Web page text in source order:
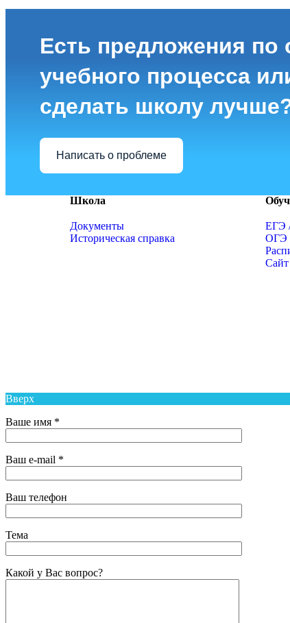
Есть предложения по
учебного процесса
сделать школу
Написать о проблеме
Школа
Документы
Историческая справка
ЕГЭ
ОГЭ
Вверх
Ваше имя *
Ваш e-mail *
Ваш телефон
Тема
Какой у Вас вопрос?